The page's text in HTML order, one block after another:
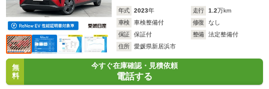
年式 2023年 走行 1.2万km
車検
車検整備付 修復
なし
保証
保証付 整備
法定整備付
住所
愛媛県新居浜市
無
料
今すぐ在庫確認・見積依頼
電話する